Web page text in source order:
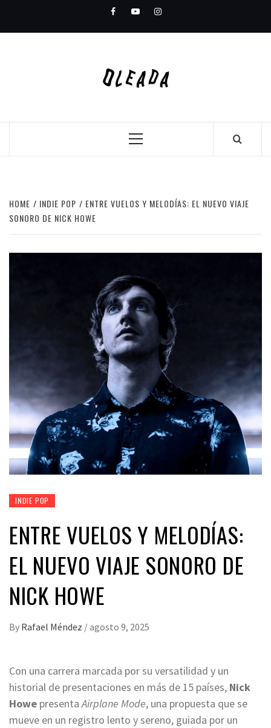
content
FacebookYoutubeInstagram
Primary
HOME INDIE POP
ENTRE VUELOS Y MELODÍAS: EL NUEVO VIAJE
SONORO DE NICK HOWE
INDIE POP
ENTRE VUELOS Y MELODÍAS:
EL NUEVO VIAJE SONORO DE
NICK HOWE
By Rafael Méndez /agosto 9, 2025
Con una carrera marcada por su versatilidad y un
historial de presentaciones en más de 15 países, Nick
Howe presenta Airplane Mode, una propuesta que se
mueve en un registro lento y sereno, guiada por un